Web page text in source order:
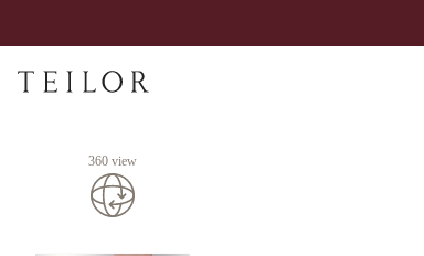
360 view